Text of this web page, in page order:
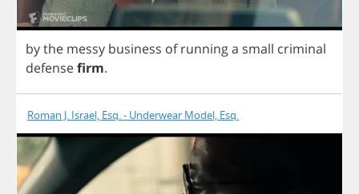
bythe messy business of runninga small criminal
defensefirm.
Roman J. Israel, Esq. - Underwear Model, Esq.